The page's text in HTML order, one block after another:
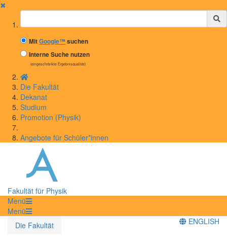
✖
Suchbegriff
MitGoogle™suchen
Interne Suche nutzen
(eingeschränkte Ergebnisqualität)
Die Fakultät
Dekanat
Studium
Promotion (Physik)
Angebote für Schüler*innen
Fakultät für Physik
Menü
Menü
Die Fakultät
ENGLISH